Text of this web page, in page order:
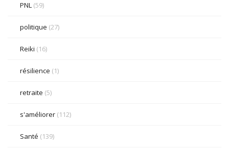
PNL (59)
politique (27)
Reiki (16)
résilience (1)
retraite (5)
s'améliorer (112)
Santé (139)